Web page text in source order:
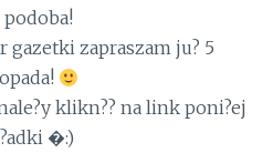
podoba!
zapraszam ju? 5
klikn?? na link poni?ej
�:)